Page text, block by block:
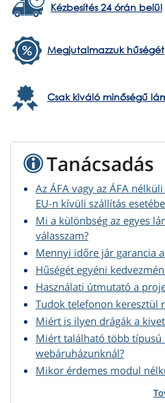
Kézbesítés 24 órán belül
Megjutalmazzuk hűségét
Csak kiváló minőségű
Tanácsadás
Az ÁFA vagy az ÁFA
EU-n kívüli szállítás
Mi a különbség az egyes
válasszam?
Mennyi időre jár garancia
Hűségét egyéni
Használati útmutató a
Tudok telefonon keresztül
Miért is ilyen drágák a
Miért található több típusú
webáruházunknál?
Mikor érdemes modul